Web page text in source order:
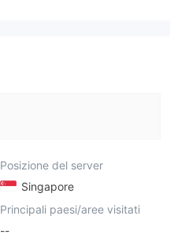
Posizione del server
Singapore
Principali paesi/aree visitati
--